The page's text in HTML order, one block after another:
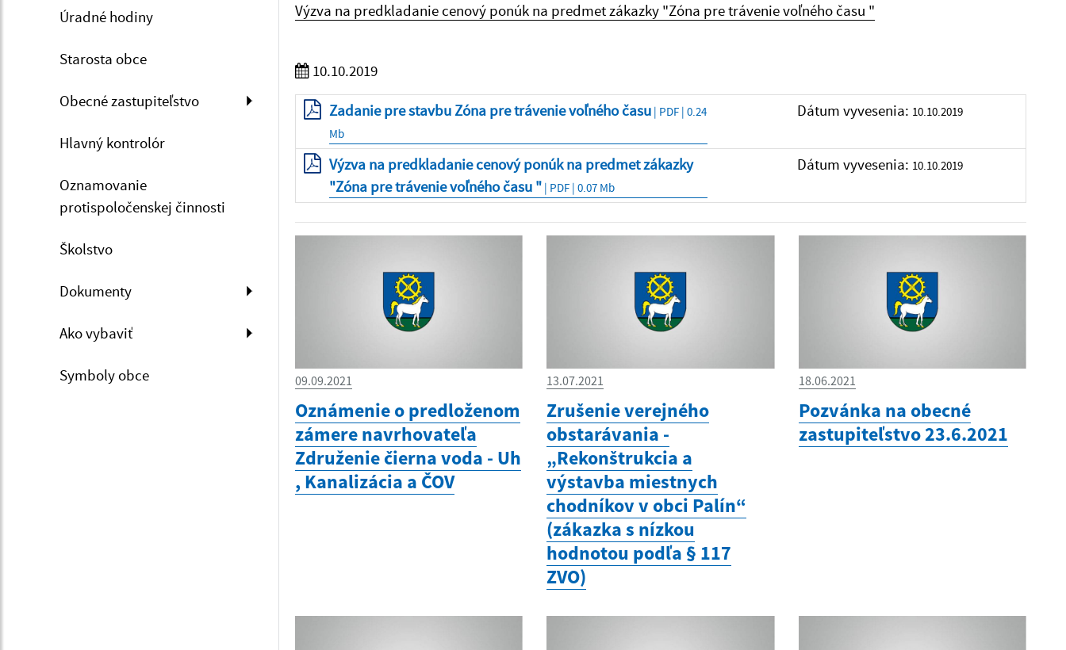
Úradné hodiny
Starosta obce
Obecné zastupiteľstvo
Hlavný kontrolór
Oznamovanie
protispoločenskej činnosti
Školstvo
Dokumenty
Ako vybaviť
Symboly obce
Výzva na predkladanie cenový ponúk na predmet zákazky "Zóna pre trávenie voľného času "
10.10.2019
Zadanie pre stavbu Zóna pre trávenie voľného času| PDF | 0.24
Mb
Dátum vyvesenia: 10.10.2019
Výzva na predkladanie cenový ponúk na predmet zákazky
"Zóna pre trávenie voľného času "| PDF | 0.07 Mb
Dátum vyvesenia: 10.10.2019
09.09.2021
Oznámenie o predloženom
zámere navrhovateľa
Združenie čierna voda - Uh
, Kanalizácia a ČOV
13.07.2021
Zrušenie verejného
obstarávania -
„Rekonštrukcia a
výstavba miestnych
chodníkov v obci Palín“
(zákazka s nízkou
hodnotou podľa § 117
ZVO)
18.06.2021
Pozvánka na obecné
zastupiteľstvo 23.6.2021